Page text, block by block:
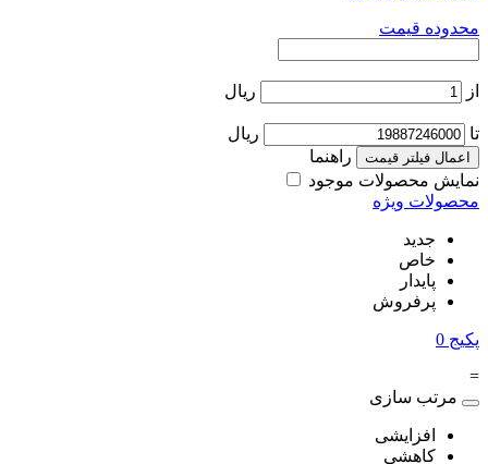
محدوده قیمت
از ریال
تا ریال
اعمال فیلتر قیمت
راهنما
نمایش محصولات موجود
محصولات ویژه
جدید
خاص
پایدار
پرفروش
پکیج 0
=
مرتب سازی
افزایشی
کاهشی